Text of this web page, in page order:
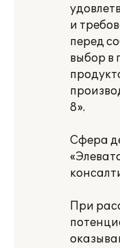
и
перед
выбор в
8».
Сфера
При